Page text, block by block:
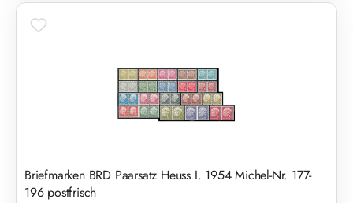
Briefmarken BRD Paarsatz Heuss I. 1954 Michel-Nr. 177-
196 postfrisch